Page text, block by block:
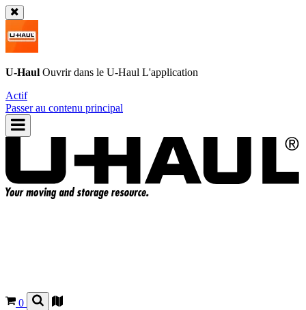
U-Haul Ouvrir dans le U-Haul L'application
Actif
Passer au contenu principal
0